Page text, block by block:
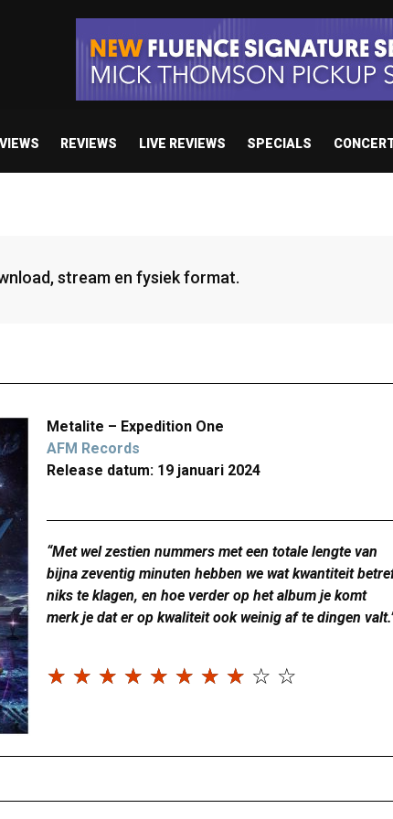
REVIEWS LIVE REVIEWS SPECIALS
stream en fysiek format.
Metalite – Expedition One
AFM Records
Release datum: 19 januari 2024
“Met wel zestien nummers met een totale lengte van
bijna zeventig minuten hebben we wat kwantiteit
niks te klagen, en hoe verder op het album je komt
merk je dat er op kwaliteit ook weinig af te dingen
☆ ☆ ☆ ☆ ☆ ☆ ☆ ☆ ☆ ☆